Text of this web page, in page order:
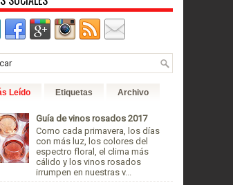
Leído Etiquetas Archivo
Guía de vinos rosados 2017
Como cada primavera, los días
con más luz, los colores del
espectro floral, el clima más
cálido y los vinos rosados
irrumpen en nuestras v...